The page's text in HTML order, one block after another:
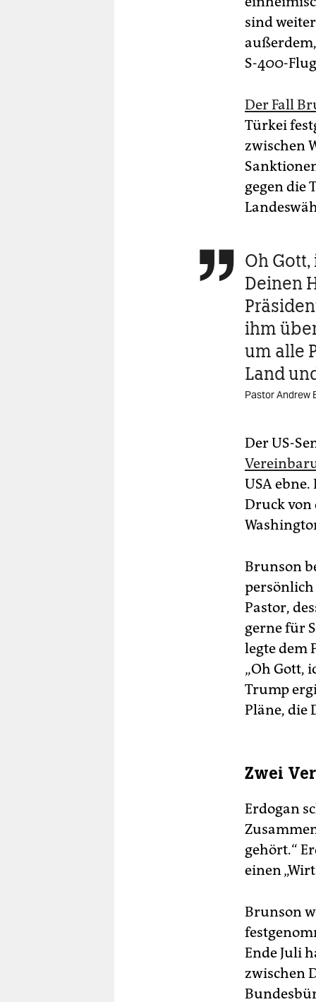
sind
S-400-
Der Fall
Türkei
zwischen
gegen die
 Oh
Deinen
ihm
um alle
Land
Pastor Andrew
Der US-
USA
Druck
Brunson
persönlich
Pastor,
gerne für
legte dem
„Oh Gott,
Trump
Pläne, die
Zwei
Erdogan
gehört.“
einen
Brunson
Ende Juli
zwischen